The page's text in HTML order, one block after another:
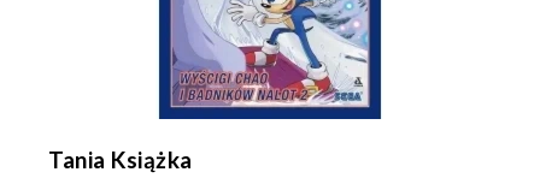
Tania Książka